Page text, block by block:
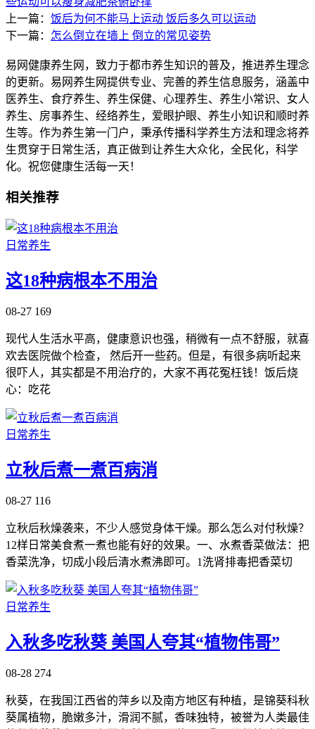
上一篇： 饭后为何不能马上运动 饭后多久可以运动
下一篇： 怎么倒立在墙上 倒立的常见姿势
易网健康养生网，致力于都市养生知识的普及，推进养生理念
的更新。易网养生网提供专业、完善的养生信息服务，涵盖中
医养生、食疗养生、养生保健、心理养生、养生小常识、女人
养生、房事养生、经络养生，爱眼护眼、养生小知识和顺时养
生等。作为养生第一门户，秉承传播科学养生方法和理念将养
生贯穿于日常生活，真正做到让养生大众化，全民化，科学
化。祝您健康生活每一天！
相关推荐
日常养生
这18种病根本不用治
08-27 169
现代人生活水平高，健康意识也强，稍微有一点不舒服，就喜
欢去医院做个检查， 然后开一些药。但是，有很多病听起来
很吓人，其实都是不用治疗的，大家不再花冤枉钱！饭后烧
心：吃花
日常养生
立秋后煮一煮百病消
08-27 116
立秋后秋燥袭来，不少人感觉身体干燥。那么怎么对付秋燥？
12样日常美食煮一煮也能有好的效果。一、水煮香菜做法：把
香菜洗净，切成小段后清水煮沸即可。1洗肾排毒把香菜切
日常养生
入秋多吃秋葵 美国人夸其“植物伟哥”
08-28 274
秋葵，在我国江西省的萍乡以及南方地区有种植，是锦葵科秋
葵属植物，脆嫩多汁，滑润不腻，香味独特，被誉为人类最佳